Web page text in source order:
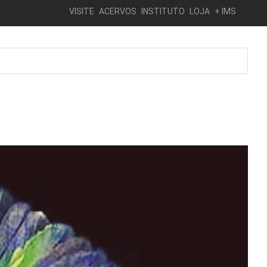
VISITE ACERVOS INSTITUTO LOJA + IMS